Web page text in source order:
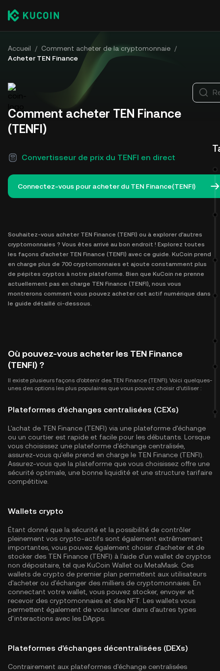
Accueil / Comment acheter de la cryptomonnaie /
Acheter TEN Finance
Comment acheter TEN Finance
(TENFI)
Convertisseur de prix du TENFI en direct
Connectez-vous pour acheter du TEN Finance(TENFI)
Souhaitez-vous acheter TEN Finance (TENFI) ou à explorer d'autres
cryptomonnaies ? Vous êtes arrivé au bon endroit ! Explorez toutes
les façons d'acheter TEN Finance (TENFI) avec ce guide. KuCoin prend
en charge plus de 700 cryptomonnaies et ajoute constamment plus
de pépites cryptos à notre plateforme. Bien que KuCoin ne prenne
actuellement pas en charge TEN Finance (TENFI), nous vous
montrerons comment vous pouvez acheter cet actif numérique dans
le guide détaillé ci-dessous.
Où pouvez-vous acheter les TEN Finance
(TENFI) ?
Il existe plusieurs façons d'obtenir des TEN Finance (TENFI). Voici quelques-
unes des options les plus populaires que vous pouvez choisir d'utiliser :
Plateformes d'échanges centralisées (CEXs)
L'achat de TEN Finance (TENFI) via une plateforme d'échange
ou un courtier est rapide et facile pour les débutants. Lorsque
vous choisissez une plateforme d'échange centralisée,
assurez-vous qu'elle prend en charge le TEN Finance (TENFI).
Assurez-vous que la plateforme que vous choisissez offre une
sécurité optimale, une bonne liquidité et une structure tarifaire
compétitive.
Wallets crypto
Étant donné que la sécurité et la possibilité de contrôler
pleinement vos crypto-actifs sont également extrêmement
importantes, vous pouvez également choisir d'acheter et de
stocker des TEN Finance (TENFI) à l'aide d'un wallet de cryptos
non dépositaire, tel que KuCoin Wallet ou MetaMask. Ces
wallets de crypto de premier plan permettent aux utilisateurs
d'acheter ou d'échanger des milliers de cryptomonnaies. En
connectant votre wallet, vous pouvez stocker, envoyer et
recevoir des cryptomonnaies et des NFT. Les wallets vous
permettent également de vous lancer dans d'autres types
d'interactions avec les DApps.
Plateformes d'échanges décentralisées (DEXs)
Contrairement aux plateformes d'échange centralisées